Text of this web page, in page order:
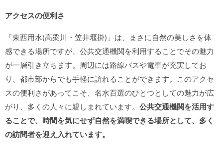
アクセスの便利さ
「東西用水(高梁川・笠井堰掛)」は、まさに自然の美しさを体
感できる場所ですが、公共交通機関を利用することでその魅力
が一層引き立ちます。周辺には路線バスや電車が充実してお
り、都市部からでも手軽に訪れることができます。このアクセ
スの便利さがあってこそ、名水百選のひとつとしての魅力が広
がり、多くの人々に親しまれています。 公共交通機関を活用す
ることで、時間を気にせず自然を満喫できる場所として、多く
の訪問者を迎え入れています。